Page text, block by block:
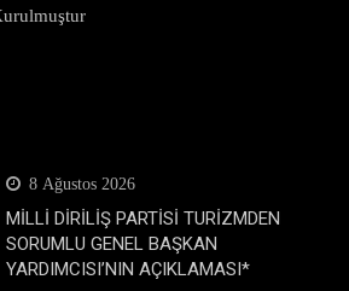
8 Ağustos 2026
MİLLİ DİRİLİŞ PARTİSİ TURİZMDEN
SORUMLU GENEL BAŞKAN
YARDIMCISI’NIN AÇIKLAMASI*